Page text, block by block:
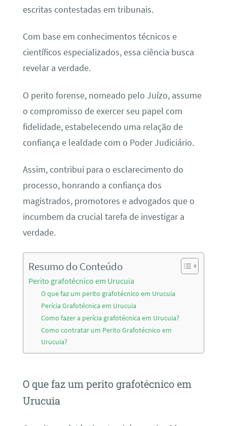
escritas contestadas em tribunais.
Com base em conhecimentos técnicos e
científicos especializados, essa ciência busca
revelar a verdade.
O perito forense, nomeado pelo Juízo, assume
o compromisso de exercer seu papel com
fidelidade, estabelecendo uma relação de
confiança e lealdade com o Poder Judiciário.
Assim, contribui para o esclarecimento do
processo, honrando a confiança dos
magistrados, promotores e advogados que o
incumbem da crucial tarefa de investigar a
verdade.
Resumo do Conteúdo
Perito grafotécnico em Urucuia
O que faz um perito grafotécnico em Urucuia
Perícia Grafotécnica em Urucuia
Como fazer a perícia grafotécnica em Urucuia?
Como contratar um Perito Grafotécnico em
Urucuia?
O que faz um perito grafotécnico em
Urucuia